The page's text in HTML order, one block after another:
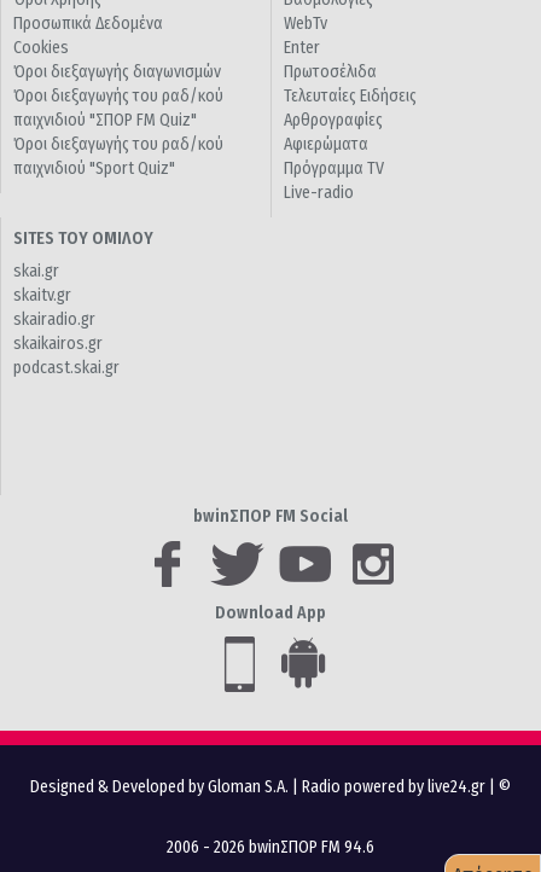
Προσωπικά Δεδομένα
Cookies
Όροι διεξαγωγής διαγωνισμών
Όροι διεξαγωγής του ραδ/κού
παιχνιδιού "ΣΠΟΡ FM Quiz"
Όροι διεξαγωγής του ραδ/κού
παιχνιδιού "Sport Quiz"
WebTv
Enter
Πρωτοσέλιδα
Τελευταίες Ειδήσεις
Αρθρογραφίες
Αφιερώματα
Πρόγραμμα TV
Live-radio
SITES ΤΟΥ ΟΜΙΛΟΥ
skai.gr
skaitv.gr
skairadio.gr
skaikairos.gr
podcast.skai.gr
bwinΣΠΟΡ FM Social
Download App
Designed & Developed by Gloman S.A. Radio powered by live24.gr | ©
2006 - 2026 bwinΣΠΟΡ FM 94.6